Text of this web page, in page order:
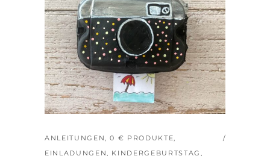
ANLEITUNGEN,0 € PRODUKTE,
EINLADUNGEN, KINDERGEBURTSTAG ,